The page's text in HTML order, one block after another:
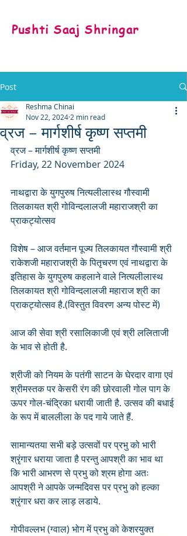
Pushti Saaj Shringar
Post
व्रज – मार्गशीर्ष कृष्ण सप्तमी
Reshma Chinai
Nov 22, 2024 2 min read
व्रज – मार्गशीर्ष कृष्ण सप्तमी
Friday, 22 November 2024
नाथद्वारा के युगपुरुष नित्यलीलास्थ गौस्वामी
तिलकायत श्री गोविन्दलालजी महाराजश्री का
प्राकट्योत्सव
विशेष – आज वर्तमान पूज्य तिलकायत गौस्वामी श्री
राकेशजी महाराजश्री के पितृचरण एवं नाथद्वारा के
इतिहास के युगपुरुष कहलाने वाले नित्यलीलास्थ
तिलकायत श्री गोविन्दलालजी महाराज श्री का
प्राकट्योत्सव है.(विस्तुत विवरण अन्य पोस्ट में)
आज की सेवा श्री रसालिकाजी एवं श्री ललिताजी
के भाव से होती है.
श्रीजी को नियम के पतंगी साटन के घेरदार वागा एवं
श्रीमस्तक पर केसरी रंग की छोरवाली गोल पाग के
ऊपर गोल-चंद्रिका धरायी जाती है. उत्सव की बधाई
के रूप में बाललीला के पद गाये जाते हैं.
सामान्यतया सभी बड़े उत्सवों पर प्रभु को भारी
श्रृंगार धराया जाता है परन्तु आपश्री का भाव था
कि भारी आभरण से प्रभु को श्रम होगा अतः
आपश्री ने आपके जन्मदिवस पर प्रभु को हल्का
श्रृंगार धरा कर लाड़ लडाये.
गोपीवल्लभ (ग्वाल) भोग में प्रभु को केशरयुक्त